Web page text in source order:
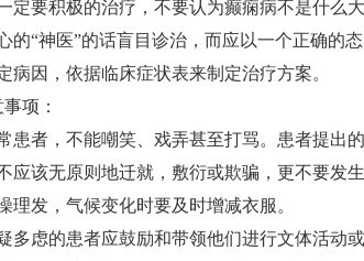
定要积极的治疗，不要认为癫痫病不是什么
的“神医”的话盲目诊治，而应以一个正确的
病因，依据临床症状表来制定治疗方案。
项：
患者，不能嘲笑、戏弄甚至打骂。患者提出
应该无原则地迁就，敷衍或欺骗，更不要发
理发，气候变化时要及时增减衣服。
多虑的患者应鼓励和带领他们进行文体活动